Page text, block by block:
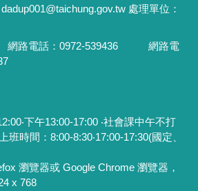
處理單位：
網路電話： 0972-539436 網路電
下午13:00-17:00 ‧社會課中午不打
班時間：8:00-8:30‧17:00-17:30(國定、
瀏覽器或 Google Chrome 瀏覽器，
x 768